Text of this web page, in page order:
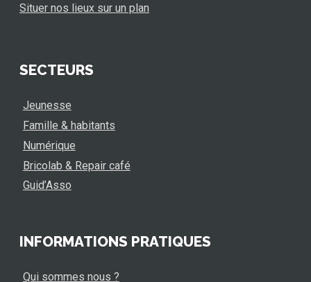
Situer nos lieux sur un plan
SECTEURS
Jeunesse
Famille & habitants
Numérique
Bricolab & Repair café
Guid’Asso
INFORMATIONS PRATIQUES
Qui sommes nous ?